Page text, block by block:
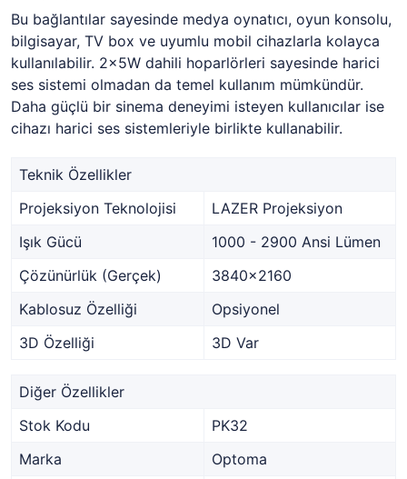
Bu bağlantılar sayesinde medya oynatıcı, oyun konsolu,
bilgisayar, TV box ve uyumlu mobil cihazlarla kolayca
kullanılabilir. 2×5W dahili hoparlörleri sayesinde harici
ses sistemi olmadan da temel kullanım mümkündür.
Daha güçlü bir sinema deneyimi isteyen kullanıcılar ise
cihazı harici ses sistemleriyle birlikte kullanabilir.
Teknik Özellikler
Projeksiyon Teknolojisi
LAZER Projeksiyon
Işık Gücü
1000 - 2900 Ansi Lümen
Çözünürlük (Gerçek)
3840x2160
Kablosuz Özelliği
Opsiyonel
3D Özelliği
3D Var
Diğer Özellikler
Stok Kodu
PK32
Marka
Optoma